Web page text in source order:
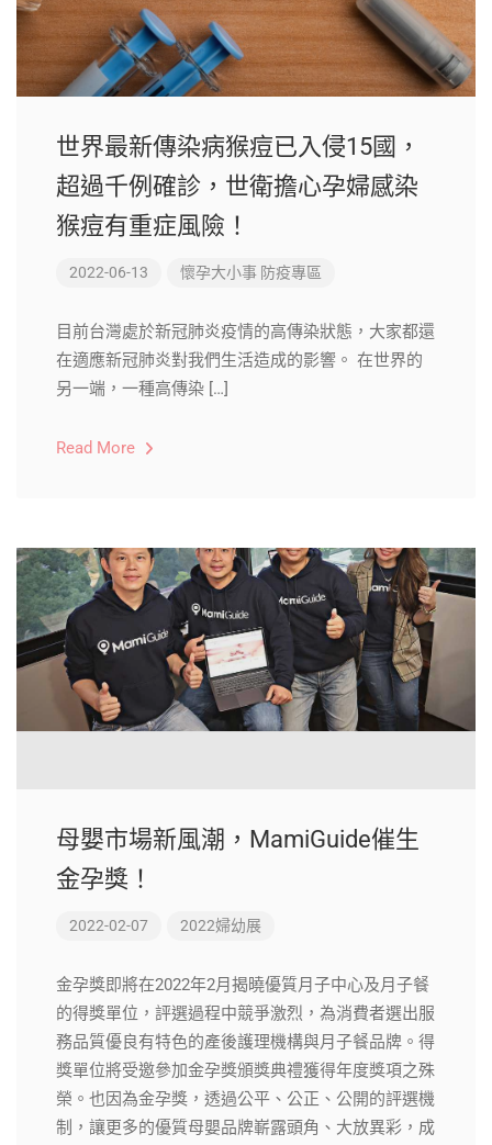
世界最新傳染病猴痘已入侵15國，
超過千例確診，世衛擔心孕婦感染
猴痘有重症風險！
2022-06-13 懷孕大小事 防疫專區
目前台灣處於新冠肺炎疫情的高傳染狀態，大家都還
在適應新冠肺炎對我們生活造成的影響。 在世界的
另一端，一種高傳染 […]
Read More
母嬰市場新風潮，MamiGuide催生
金孕獎！
2022-02-07 2022婦幼展
金孕獎即將在2022年2月揭曉優質月子中心及月子餐
的得獎單位，評選過程中競爭激烈，為消費者選出服
務品質優良有特色的產後護理機構與月子餐品牌。得
獎單位將受邀參加金孕獎頒獎典禮獲得年度獎項之殊
榮。也因為金孕獎，透過公平、公正、公開的評選機
制，讓更多的優質母嬰品牌嶄露頭角、大放異彩，成